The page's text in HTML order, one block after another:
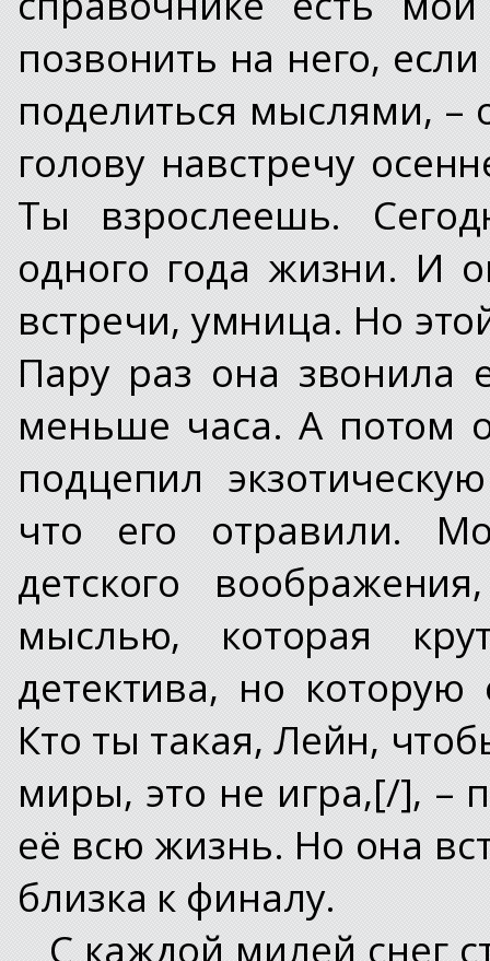
позвонить на него,
поделиться мыслями, –
голову навстречу
Ты взрослеешь.
одного года жизни. И
встречи, умница. Но
Пару раз она звонила
меньше часа. А потом
подцепил
что его отравили.
детского
мыслью, которая
детектива, но
Кто ты такая, Лейн,
миры, это не игра,[/], –
её всю жизнь. Но она
близка к финалу.
С каждой милей снег